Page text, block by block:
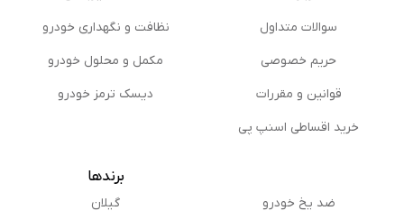
سوالات متداول
حریم خصوصی
قوانین و مقررات
خرید اقساطی اسنپ پی
نظافت و نگهداری خودرو
مكمل و محلول خودرو
دیسک ترمز خودرو
ضد یخ خودرو
برندها
گیلان